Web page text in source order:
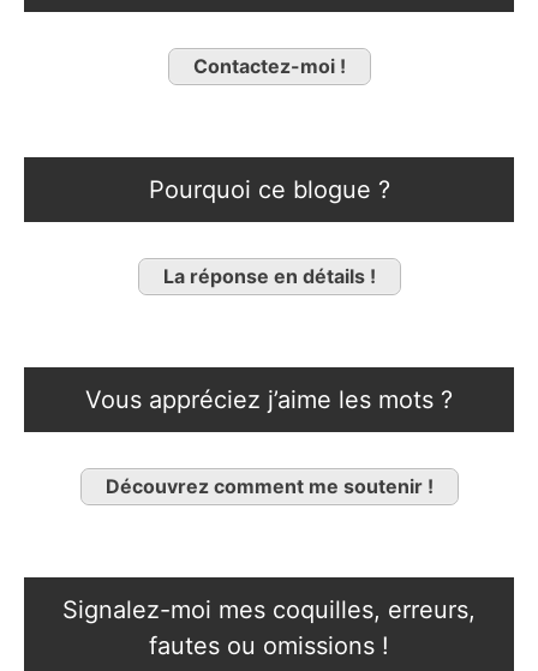
Contactez-moi !
Pourquoi ce blogue ?
La réponse en détails !
Vous appréciez j’aime les mots ?
Découvrez comment me soutenir !
Signalez-moi mes coquilles, erreurs,
fautes ou omissions !